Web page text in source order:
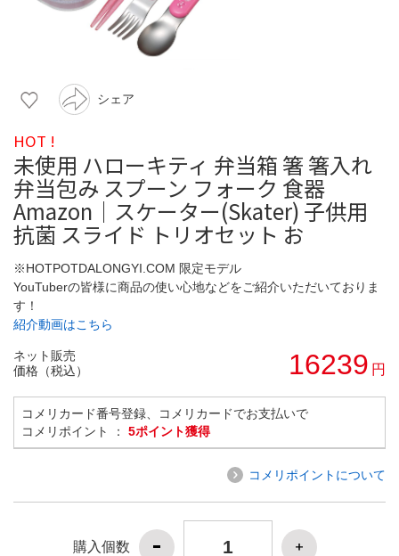
シェア
HOT !
未使用 ハローキティ 弁当箱 箸 箸入れ
弁当包み スプーン フォーク 食器
Amazon｜スケーター(Skater) 子供用
抗菌 スライド トリオセット お
※HOTPOTDALONGYI.COM 限定モデル
YouTuberの皆様に商品の使い心地などをご紹介いただいておりま
す！
紹介動画はこちら
ネット販売
価格（税込）
16239 円
コメリカード番号登録、コメリカードでお支払いで
コメリポイント ： 5ポイント獲得
コメリポイントについて
購入個数